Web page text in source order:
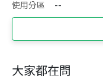
使用分區
--
大家都在問